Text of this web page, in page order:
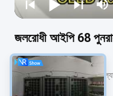
জলরোধী আইপি 68
পুনরায় চার্জযোগ্য খনির ক্যাপ